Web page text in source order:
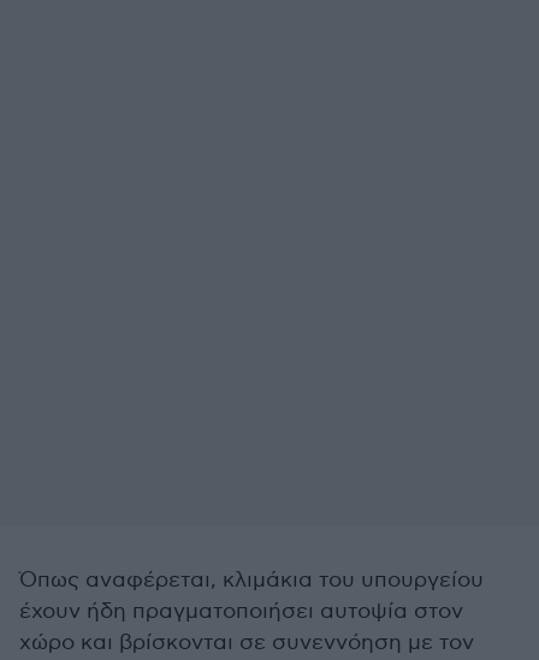
Όπως αναφέρεται, κλιμάκια του υπουργείου
έχουν ήδη πραγματοποιήσει αυτοψία στον
χώρο και βρίσκονται σε συνεννόηση με τον